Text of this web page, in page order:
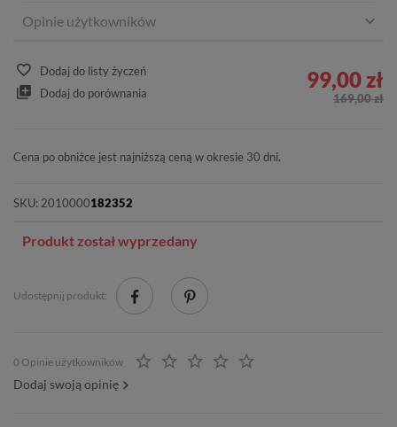
Opinie użytkowników
Dodaj do listy życzeń
Dodaj do porównania
99,00 zł
169,00 zł
Cena po obniżce jest najniższą ceną w okresie 30 dni.
SKU: 2010000182352
Produkt został wyprzedany
Udostępnij produkt:
0 Opinie użytkowników
Dodaj swoją opinię